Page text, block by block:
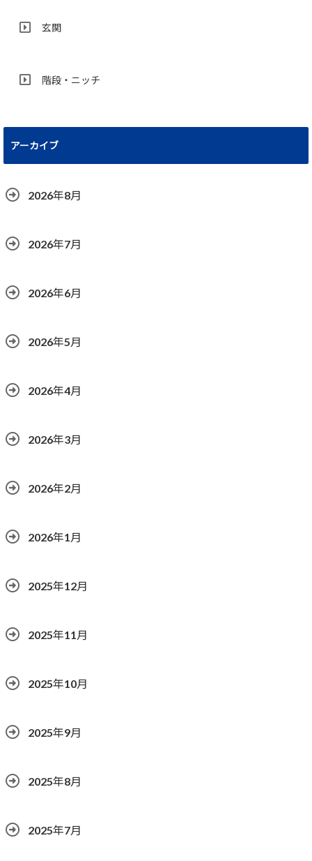
玄関
階段・ニッチ
アーカイブ
2026年8月
2026年7月
2026年6月
2026年5月
2026年4月
2026年3月
2026年2月
2026年1月
2025年12月
2025年11月
2025年10月
2025年9月
2025年8月
2025年7月